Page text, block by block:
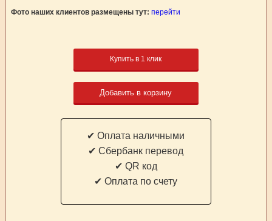
Фото наших клиентов размещены тут: перейти
Купить в 1 клик
Добавить в корзину
✔ Оплата наличными
✔ Cбербанк перевод
✔ QR код
✔ Оплата по счету